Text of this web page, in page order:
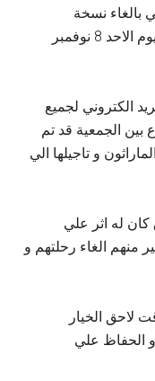
بالغاء نسخة
الماراثون لسنة 2019 و ترحيل السباق ليوم الاحد 8 نوفمبر
الكتروني لجميع
الاجتماع بين الجمعية قد تم
و تاجيلها الي
كان له اثر علي
منهم الغاء رحلتهم و
لاحق الخيار
الحفاظ علي